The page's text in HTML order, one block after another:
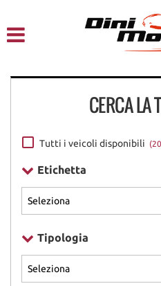
NOLEGGIO A BREVE TERMINE
ACQUISTIAMO USATO
CERCA LA
Tutti i veicoli disponibili
Etichetta
Tipologia